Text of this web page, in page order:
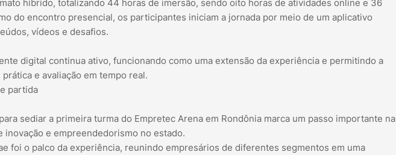
híbrido, totalizando 44 horas de imersão, sendo oito horas de atividades online e 36
do encontro presencial, os participantes iniciam a jornada por meio de um aplicativo
vídeos e desafios.
digital continua ativo, funcionando como uma extensão da experiência e permitindo a
e avaliação em tempo real.
partida
sediar a primeira turma do Empretec Arena em Rondônia marca um passo importante na
inovação e empreendedorismo no estado.
foi o palco da experiência, reunindo empresários de diferentes segmentos em uma